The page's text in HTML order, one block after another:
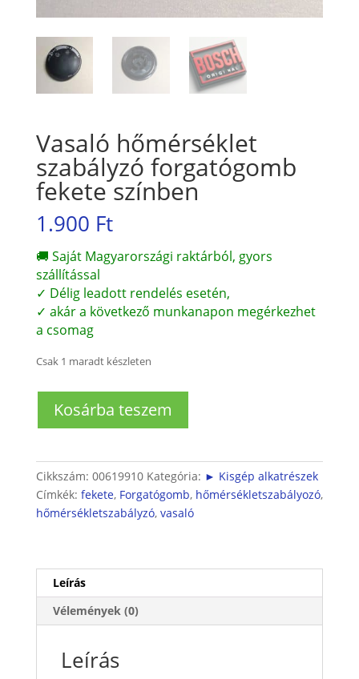
Vasaló hőmérséklet
szabályzó forgatógomb
fekete színben
1.900 Ft
🚚 Saját Magyarországi raktárból, gyors
szállítással
✓ Délig leadott rendelés esetén,
✓ akár a következő munkanapon megérkezhet
a csomag
Csak 1 maradt készleten
hőmérséklet
fekete
színben
mennyiség
Kosárba teszem
Cikkszám: 00619910 Kategória: ► Kisgép alkatrészek
Címkék: fekete, Forgatógomb, hőmérsékletszabályozó,
hőmérsékletszabályzó, vasaló
Leírás
Vélemények (0)
Leírás